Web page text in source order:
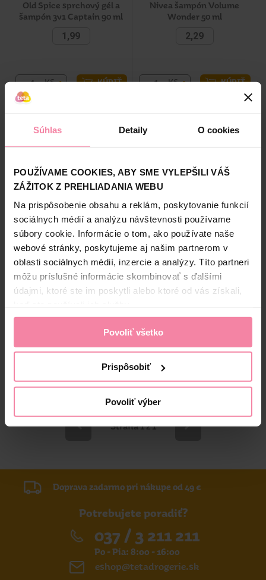
Súhlas Detaily O cookies
POUŽÍVAME COOKIES, ABY SME VYLEPŠILI VÁŠ
ZÁŽITOK Z PREHLIADANIA WEBU
Na prispôsobenie obsahu a reklám, poskytovanie funkcií
sociálnych médií a analýzu návštevnosti používame
súbory cookie. Informácie o tom, ako používate naše
webové stránky, poskytujeme aj našim partnerom v
oblasti sociálnych médií, inzercie a analýzy. Títo partneri
môžu príslušné informácie skombinovať s ďalšími
údajmi, ktoré ste im poskytli alebo ktoré od vás získali,
Povoliť všetko
Prispôsobiť
Povoliť výber
Old Spice sprchový gél a
šampón 3v1 Captain 90 ml
1,99
- KS + KÚPIŤ
Dostupné
Nivea šampón Volume
Wonder 50 ml
2,29
- KS + KÚPIŤ
v 222 predajniach
Nivea Men pena na holenie
Sensitive 50 ml
3,29
KÚPIŤ
Jedn. cena 65,80 / LIT
Dostupnév 176 predajniach
Strana 1 z 1
Doprava zadarmo pri nákupe od 49 €
Potrebujete poradiť?
037 / 3 211 211
Po - Pia: 8:00 - 16:00
eshop@tetadrogerie.sk